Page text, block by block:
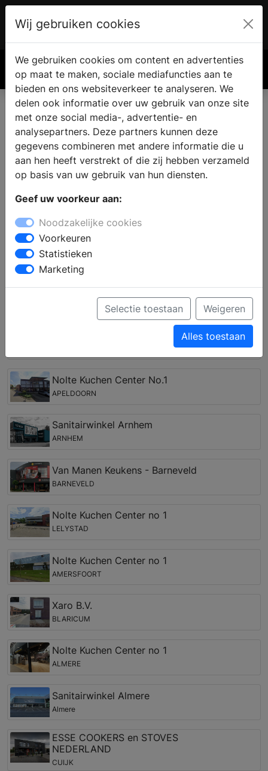
€ 0.00
Nieuwe keuken in Nijverdal
Woont u in Nijverdal en zoekt u een keukenzaak, omdat
u de keuken wilt renoveren of verbouwen? Wanneer u
zich oriënteert op een nieuwe keuken, dan vindt u bij
samenstellen van uw droomkeuken. Zoekt u een
moderne, landelijke, design of houten keuken met
inbouwapparatuur: in de keukenwinkel kunt u kiezen uit
verschillende keukenstijlen en krijgt u deskundig advies
Keukenwinkels in de regio Nijverdal
Nolte Kuchen Center No.1
APELDOORN
Sanitairwinkel Arnhem
ARNHEM
Van Manen Keukens - Barneveld
BARNEVELD
Nolte Kuchen Center no 1
LELYSTAD
Nolte Kuchen Center no 1
AMERSFOORT
Xaro B.V.
BLARICUM
Nolte Kuchen Center no 1
ALMERE
Sanitairwinkel Almere
Almere
ESSE COOKERS en STOVES
NEDERLAND
CUIJK
Wij gebruiken cookies
We gebruiken cookies om content en advertenties
op maat te maken, sociale mediafuncties aan te
bieden en ons websiteverkeer te analyseren. We
delen ook informatie over uw gebruik van onze site
met onze social media-, advertentie- en
analysepartners. Deze partners kunnen deze
gegevens combineren met andere informatie die u
aan hen heeft verstrekt of die zij hebben verzameld
op basis van uw gebruik van hun diensten.
Geef uw voorkeur aan:
Noodzakelijke cookies
Voorkeuren
Statistieken
Marketing
Selectie toestaan Weigeren
Alles toestaan